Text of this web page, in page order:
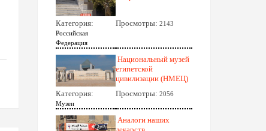
Категория:
Российская
Федерация
Просмотры: 2143
Национальный музей
египетской
цивилизации (НМЕЦ)
Категория:
Музеи
Просмотры: 2056
Аналоги наших